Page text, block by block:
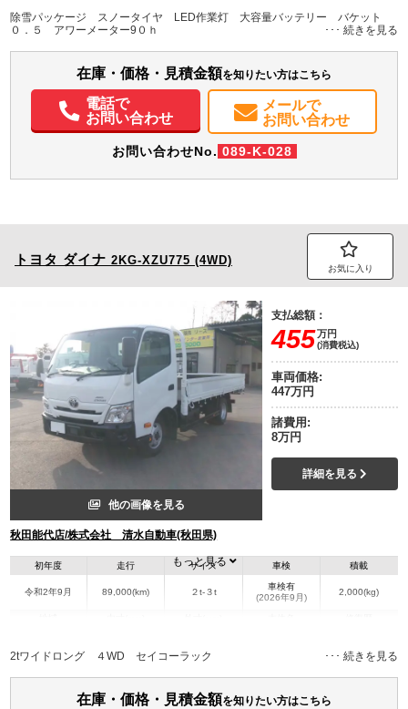
除雪パッケージ スノータイヤ LED作業灯 大容量バッテリー バケット
０．５ アワーメーター9０ｈ
在庫・価格・見積金額を知りたい方はこちら
電話で
お問い合わせ
メールで
お問い合わせ
お問い合わせNo. 089-K-028
トヨタ ダイナ 2KG-XZU775 (4WD)
お気に入り
他の画像を見る
秋田能代店/株式会社 清水自動車(秋田県)
支払総額：
455万円
(消費税込)
車両価格:
447万円
諸費用:
8万円
詳細を見る
初年度
令和2年9月
走行
89,000(km)
サイズ
２t-３t
車検
車検有
(2026年9月)
積載
2,000(kg)
秋田県
W:2,070
H:370
W:2,180
H:2,290
－
装備情報
もっと見る
2tワイドロング ４WD セイコーラック
在庫・価格・見積金額を知りたい方はこちら